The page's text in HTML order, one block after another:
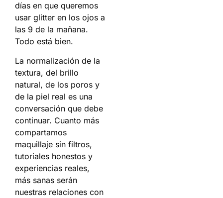
días en que queremos
usar glitter en los ojos a
las 9 de la mañana.
Todo está bien.
La normalización de la
textura, del brillo
natural, de los poros y
de la piel real es una
conversación que debe
continuar. Cuanto más
compartamos
maquillaje sin filtros,
tutoriales honestos y
experiencias reales,
más sanas serán
nuestras relaciones con